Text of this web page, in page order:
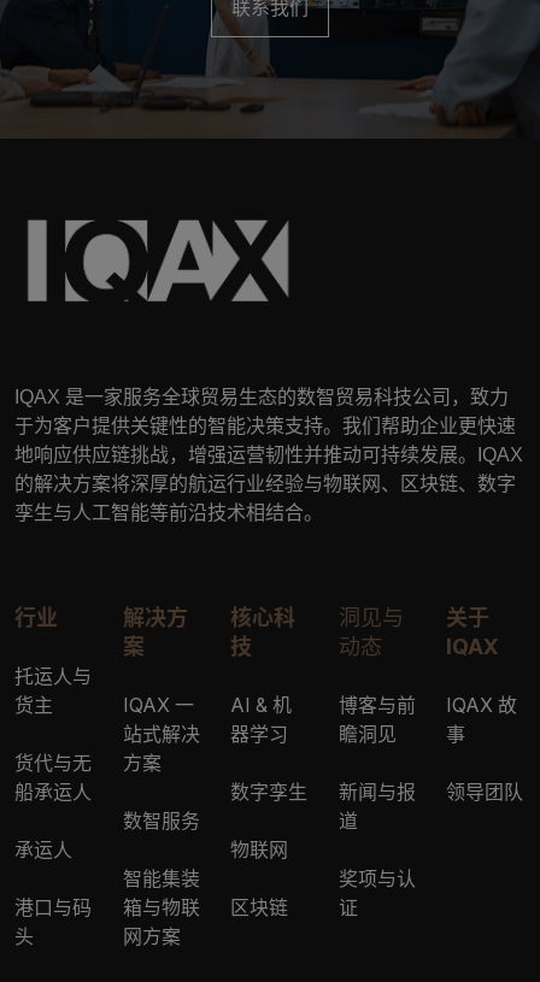
联系我们
IQAX 是一家服务全球贸易生态的数智贸易科技公司，致力
于为客户提供关键性的智能决策支持。我们帮助企业更快速
地响应供应链挑战，增强运营韧性并推动可持续发展。
IQAX
的解决方案将深厚的航运行业经验与物联网、区块链、数字
孪生与人工智能等前沿技术相结合。
行业
托运人与
货主
货代与无
船承运人
承运人
港口与码
头
解决方
案
IQAX 一
站式解决
方案
数智服务
智能集装
箱与物联
网方案
核心科
技
AI & 机
器学习
数字孪生
物联网
区块链
洞见与
动态
博客与前
瞻洞见
新闻与报
道
奖项与认
证
关于
IQAX
IQAX 故
事
领导团队